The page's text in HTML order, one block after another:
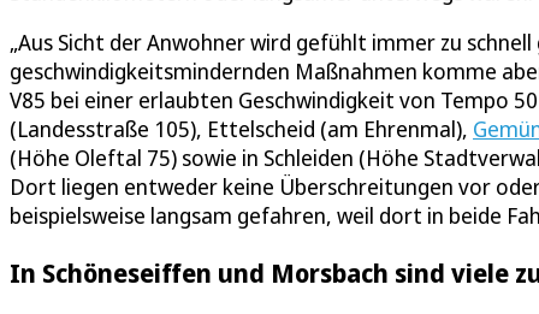
„Aus Sicht der Anwohner wird gefühlt immer zu
geschwindigkeitsmindernden Maßnahmen komme
V85 bei einer erlaubten Geschwindigkeit von Tempo
(Landesstraße 105), Ettelscheid (am Ehrenmal),
(Höhe Oleftal 75) sowie in Schleiden (Höhe
Dort liegen entweder keine Überschreitungen vor
beispielsweise langsam gefahren, weil dort in beide
In Schöneseiffen und Morsbach sind viele